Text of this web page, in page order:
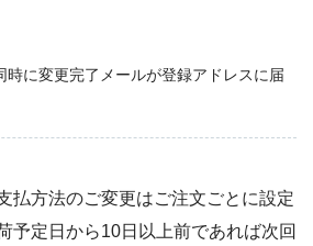
時に変更完了メールが登録アドレスに届
払方法のご変更はご注文ごとに設定
予定日から10日以上前であれば次回